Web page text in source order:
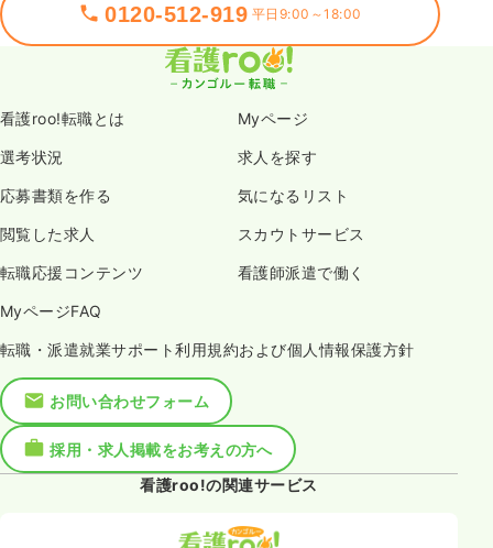
0120-512-919 平日9:00～18:00
看護roo!転職とは Myページ
選考状況 求人を探す
応募書類を作る 気になるリスト
閲覧した求人 スカウトサービス
転職応援コンテンツ 看護師派遣で働く
MyページFAQ
転職・派遣就業サポート利用規約および個人情報保護方針
お問い合わせフォーム
採用・求人掲載をお考えの方へ
看護roo!の関連サービス